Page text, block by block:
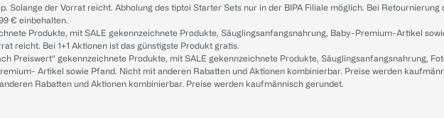
Solange der Vorrat reicht. Abholung des tiptoi Starter Sets nur in der BIPA Filiale möglich. Bei
€ einbehalten.
Produkte, mit SALE gekennzeichnete Produkte, Säuglingsanfangsnahrung, Baby-Premium-Artikel
reicht. Bei 1+1 Aktionen ist das günstigste Produkt gratis.
Preiswert“ gekennzeichnete Produkte, mit SALE gekennzeichnete Produkte, Säuglingsanfangsnahrung,
Artikel sowie Pfand. Nicht mit anderen Rabatten und Aktionen kombinierbar. Preise werden
Rabatten und Aktionen kombinierbar. Preise werden kaufmännisch gerundet.